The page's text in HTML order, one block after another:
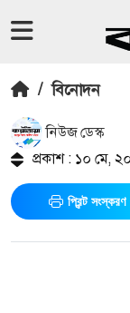
/ বিনোদন
নিউজ ডেস্ক
প্রকাশ : ১০ মে,
প্রিন্ট সংস্করণ